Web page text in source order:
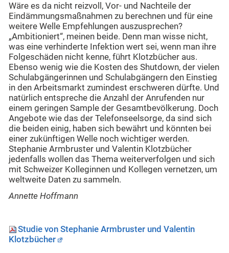
Wäre es da nicht reizvoll, Vor- und Nachteile der
Eindämmungsmaßnahmen zu berechnen und für eine
weitere Welle Empfehlungen auszusprechen?
„Ambitioniert“, meinen beide. Denn man wisse nicht,
was eine verhinderte Infektion wert sei, wenn man ihre
Folgeschäden nicht kenne, führt Klotzbücher aus.
Ebenso wenig wie die Kosten des Shutdown, der vielen
Schulabgängerinnen und Schulabgängern den Einstieg
in den Arbeitsmarkt zumindest erschweren dürfte. Und
natürlich entspreche die Anzahl der Anrufenden nur
einem geringen Sample der Gesamtbevölkerung. Doch
Angebote wie das der Telefonseelsorge, da sind sich
die beiden einig, haben sich bewährt und könnten bei
einer zukünftigen Welle noch wichtiger werden.
Stephanie Armbruster und Valentin Klotzbücher
jedenfalls wollen das Thema weiterverfolgen und sich
mit Schweizer Kolleginnen und Kollegen vernetzen, um
weltweite Daten zu sammeln.
Annette Hoffmann
Studie von Stephanie Armbruster und Valentin
Klotzbücher